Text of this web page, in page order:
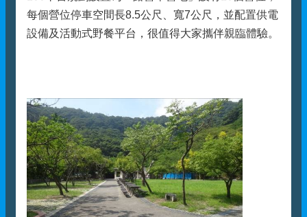
每個營位停車空間長8.5公尺、寬7公尺，並配置供電
設備及活動式野餐平台，很值得大家攜伴親臨體驗。